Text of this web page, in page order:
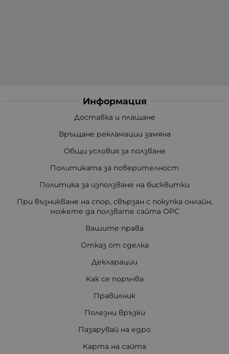
Информация
Доставка и плащане
Връщане рекламации замяна
Общи условия за ползване
Политиката за поверителност
Политика за използване на бисквитки
При възникване на спор, свързан с покупка онлайн,
можете да ползвате сайта ОРС
Вашите права
Отказ от сделка
Декларации
Как се поръчва
Правилник
Полезни връзки
Пазарувай на едро
Карта на сайта